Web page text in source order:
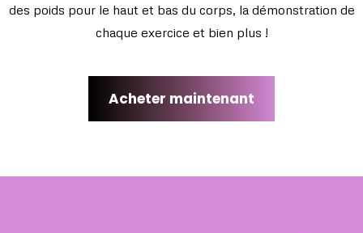
des poids pour le haut et bas du corps, la démonstration de
chaque exercice et bien plus !
Acheter maintenant